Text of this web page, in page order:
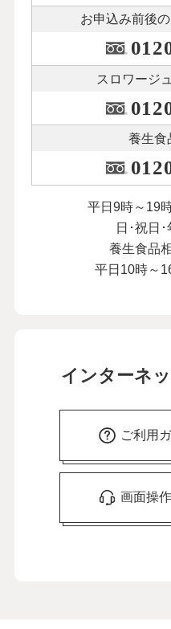
お申込み前後の
スロワージ
養生食
平日9時～19
日･祝日
養生食品
平日10時～
インターネ
ご利用
画面操